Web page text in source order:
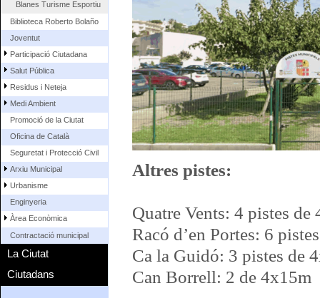
Blanes Turisme Esportiu
Biblioteca Roberto Bolaño
Joventut
Participació Ciutadana
Salut Pública
Residus i Neteja
Medi Ambient
Promoció de la Ciutat
Oficina de Català
Seguretat i Protecció Civil
Arxiu Municipal
Urbanisme
Enginyeria
Àrea Econòmica
Contractació municipal
La Ciutat
Ciutadans
Altres pistes:
Quatre Vents: 4 pistes de
Racó d’en Portes: 6
Ca la Guidó: 3 pistes de
Can Borrell: 2 de 4x15m